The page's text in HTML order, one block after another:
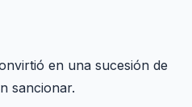
en una sucesión de
sancionar.